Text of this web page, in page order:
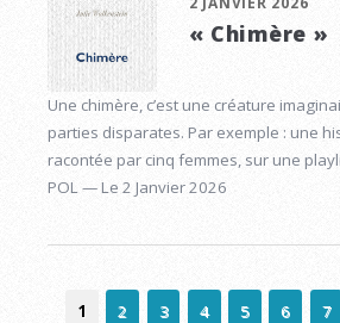
« Chimère »
Une chimère, c’est une créature
parties disparates. Par exemple : une
racontée par cinq femmes, sur une
POL — Le 2 Janvier 2026
1 2 3 4 5 6 7